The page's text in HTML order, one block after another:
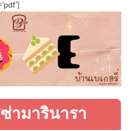
ามารินารา